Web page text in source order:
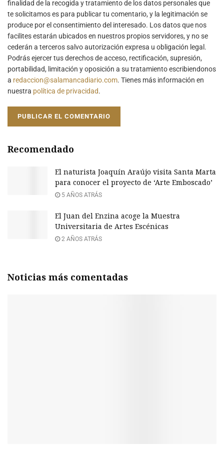
finalidad de la recogida y tratamiento de los datos personales que
te solicitamos es para publicar tu comentario, y la legitimación se
produce por el consentimiento del interesado. Los datos que nos
facilites estarán ubicados en nuestros propios servidores, y no se
cederán a terceros salvo autorización expresa u obligación legal.
Podrás ejercer tus derechos de acceso, rectificación, supresión,
portabilidad, limitación y oposición a su tratamiento escribiendonos
a redaccion@salamancadiario.com. Tienes más información en
nuestra política de privacidad.
Recomendado
El naturista Joaquín Araújo visita Santa Marta
para conocer el proyecto de ‘Arte Emboscado’
5 AÑOS ATRÁS
El Juan del Enzina acoge la Muestra
Universitaria de Artes Escénicas
2 AÑOS ATRÁS
Noticias más comentadas